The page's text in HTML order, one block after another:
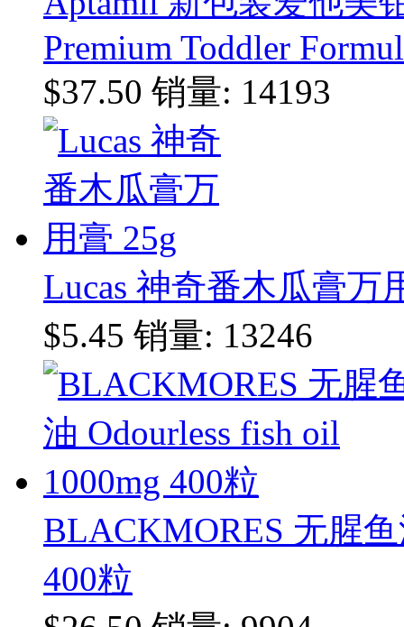
Premium Toddler
$37.50 销量: 14193
Lucas 神奇番木瓜膏万
$5.45 销量: 13246
BLACKMORES 无腥
400粒